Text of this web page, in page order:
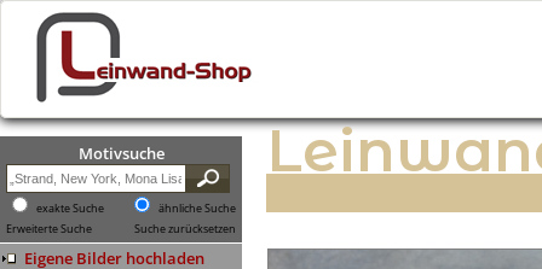
Motivsuche
exakte Suche
ähnliche Suche
Erweiterte Suche
Suche zurücksetzen
Eigene Bilder hochladen